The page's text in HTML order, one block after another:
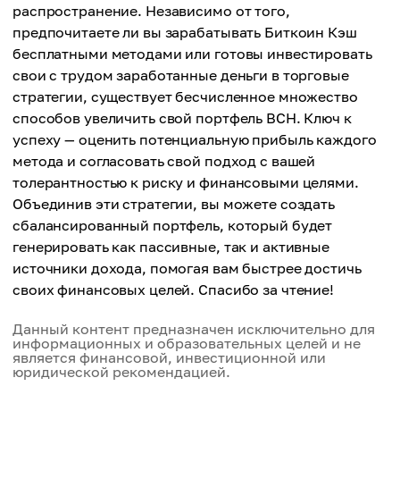
распространение. Независимо от того,
предпочитаете ли вы зарабатывать Биткоин Кэш
бесплатными методами или готовы инвестировать
свои с трудом заработанные деньги в торговые
стратегии, существует бесчисленное множество
способов увеличить свой портфель BCH. Ключ к
успеху — оценить потенциальную прибыль каждого
метода и согласовать свой подход с вашей
толерантностью к риску и финансовыми целями.
Объединив эти стратегии, вы можете создать
сбалансированный портфель, который будет
генерировать как пассивные, так и активные
источники дохода, помогая вам быстрее достичь
своих финансовых целей. Спасибо за чтение!
Данный контент предназначен исключительно для
информационных и образовательных целей и не
является финансовой, инвестиционной или
юридической рекомендацией.